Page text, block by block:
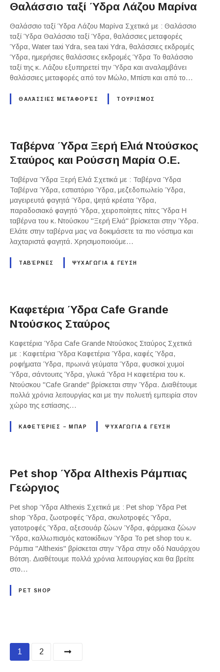
Θαλάσσιο ταξί Ύδρα Λάζου Μαρίνα
Θαλάσσιο ταξί Ύδρα Λάζου Μαρίνα Σχετικά με : Θαλάσσιο
ταξί Ύδρα Θαλάσσιο ταξί Ύδρα, θαλάσσιες μεταφορές
Ύδρα, Water taxi Ydra, sea taxi Ydra, θαλάσσιες εκδρομές
Ύδρα, ημερήσιες θαλάσσιες εκδρομές Ύδρα Το θαλάσσιο
ταξί της κ. Λάζου εξυπηρετεί την Ύδρα και αναλαμβάνει
θαλάσσιες μεταφορές από τον Μώλο, Μπίστι και από το…
ΘΑΛΆΣΣΙΕΣ ΜΕΤΑΦΟΡΈΣ ΤΟΥΡΙΣΜΟΣ
Ταβέρνα Ύδρα Ξερή Ελιά Ντούσκος
Σταύρος και Ρούσση Μαρία Ο.Ε.
Ταβέρνα Ύδρα Ξερή Ελιά Σχετικά με : Ταβέρνα Ύδρα
Ταβέρνα Ύδρα, εστιατόριο Ύδρα, μεζεδοπωλείο Ύδρα,
μαγειρευτά φαγητά Ύδρα, ψητά κρέατα Ύδρα,
παραδοσιακό φαγητό Ύδρα, χειροποίητες πίτες Ύδρα Η
ταβέρνα του κ. Ντούσκου "Ξερή Ελιά" βρίσκεται στην Ύδρα.
Ελάτε στην ταβέρνα μας να δοκιμάσετε τα πιο νόστιμα και
λαχταριστά φαγητά. Χρησιμοποιούμε…
ΤΑΒΈΡΝΕΣ ΨΥΧΑΓΩΓΙΑ & ΓΕΥΣΗ
Καφετέρια Ύδρα Cafe Grande
Ντούσκος Σταύρος
Καφετέρια Ύδρα Cafe Grande Ντούσκος Σταύρος Σχετικά
με : Καφετέρια Ύδρα Καφετέρια Ύδρα, καφές Ύδρα,
ροφήματα Ύδρα, πρωινά γεύματα Ύδρα, φυσικοί χυμοί
Ύδρα, σάντουιτς Ύδρα, γλυκά Ύδρα Η καφετέρια του κ.
Ντούσκου "Cafe Grande" βρίσκεται στην Ύδρα. Διαθέτουμε
πολλά χρόνια λειτουργίας και με την πολυετή εμπειρία στον
χώρο της εστίασης…
ΚΑΦΕΤΈΡΙΕΣ – ΜΠΑΡ ΨΥΧΑΓΩΓΙΑ & ΓΕΥΣΗ
Pet shop Ύδρα Althexis Ράμπιας
Γεώργιος
Pet shop Ύδρα Althexis Σχετικά με : Pet shop Ύδρα Pet
shop Ύδρα, ζωοτροφές Ύδρα, σκυλοτροφές Ύδρα,
γατοτροφές Ύδρα, αξεσουάρ ζώων Ύδρα, φάρμακα ζώων
Ύδρα, καλλωπισμός κατοικίδιων Ύδρα Το pet shop του κ.
Ράμπια "Althexis" βρίσκεται στην Ύδρα στην οδό Ναυάρχου
Βότση. Διαθέτουμε πολλά χρόνια λειτουργίας και θα βρείτε
στο…
PET SHOP
P1 2